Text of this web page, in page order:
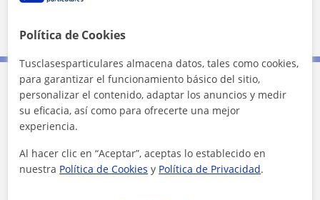
2000 ft
Contacta con Monica
1ª clase gratis
Política de Cookies
Tusclasesparticulares almacena datos, tales como cookies,
para garantizar el funcionamiento básico del sitio,
personalizar el contenido, adaptar los anuncios y medir
su eficacia, así como para ofrecerte una mejor
experiencia.
Al hacer clic en “Aceptar”, aceptas lo establecido en
nuestra Política de Cookies y Política de Privacidad.